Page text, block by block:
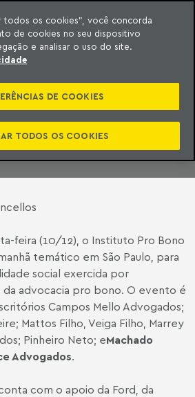
BONO
2014
feira (10/12), o Instituto Pro Bono
temático em São Paulo, para
social exercida por
advocacia pro bono. O evento é
Campos Mello Advogados;
Mattos Filho, Veiga Filho, Marrey
Pinheiro Neto; eMachado
Advogados.
com o apoio da Ford, da
todos os cookies”, você concorda
de cookies no seu dispositivo
e analisar o uso do site.
DE COOKIES
TODOS OS COOKIES